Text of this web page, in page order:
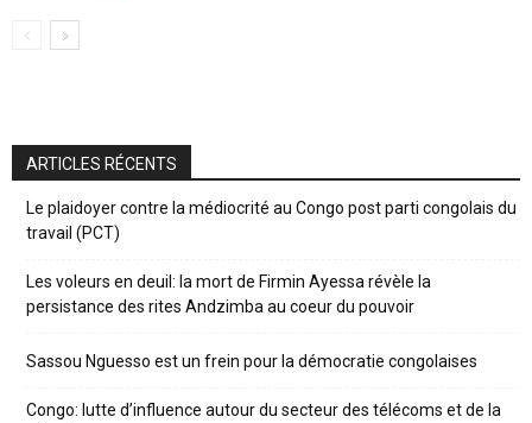
ARTICLES RÉCENTS
Le plaidoyer contre la médiocrité au Congo post parti congolais du
travail (PCT)
Les voleurs en deuil: la mort de Firmin Ayessa révèle la
persistance des rites Andzimba au coeur du pouvoir
Sassou Nguesso est un frein pour la démocratie congolaises
Congo: lutte d’influence autour du secteur des télécoms et de la